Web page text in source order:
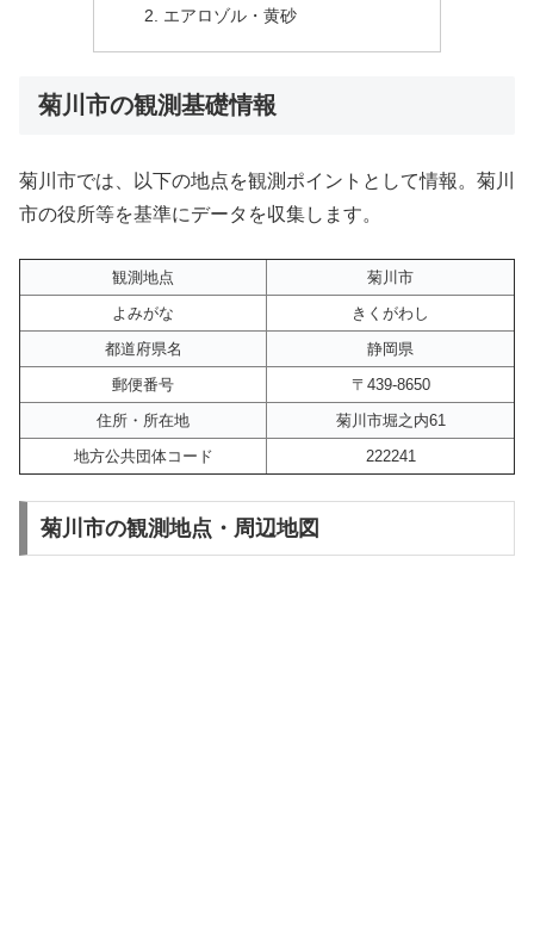
エアロゾル・黄砂
菊川市の観測基礎情報
菊川市では、以下の地点を観測ポイントとして情報。菊川
市の役所等を基準にデータを収集します。
観測地点
菊川市
よみがな
きくがわし
都道府県名
静岡県
郵便番号
〒439-8650
住所・所在地
菊川市堀之内61
地方公共団体コード
222241
菊川市の観測地点・周辺地図